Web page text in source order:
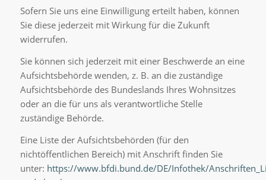
Sofern Sie uns eine Einwilligung erteilt haben, können
Sie diese jederzeit mit Wirkung für die Zukunft
widerrufen.
Sie können sich jederzeit mit einer Beschwerde an eine
Aufsichtsbehörde wenden, z. B. an die zuständige
Aufsichtsbehörde des Bundeslands Ihres Wohnsitzes
oder an die für uns als verantwortliche Stelle
zuständige Behörde.
Eine Liste der Aufsichtsbehörden (für den
nichtöffentlichen Bereich) mit Anschrift finden Sie
unter: https://www.bfdi.bund.de/DE/Infothek/